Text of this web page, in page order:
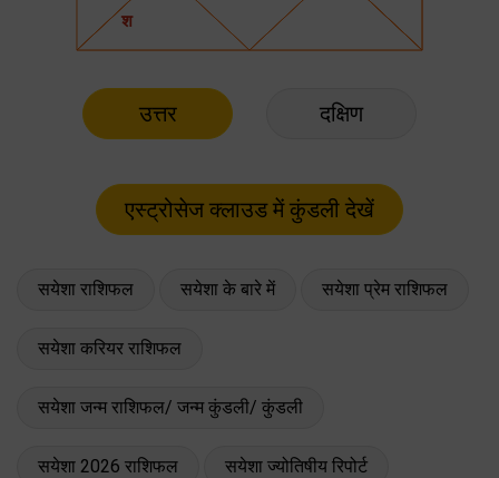
उत्तर दक्षिण
सयेशा राशिफल सयेशा के बारे में सयेशा प्रेम राशिफल
सयेशा करियर राशिफल
सयेशा जन्म राशिफल/ जन्म कुंडली/ कुंडली
सयेशा 2026 राशिफल सयेशा ज्योतिषीय रिपोर्ट